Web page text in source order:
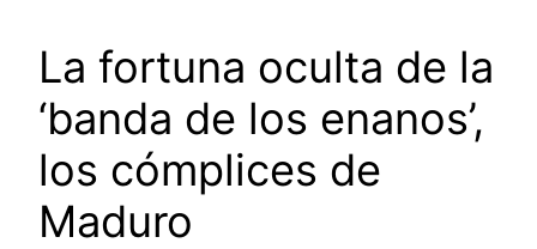
La fortuna oculta de la
‘banda de los enanos’,
los cómplices de
Maduro